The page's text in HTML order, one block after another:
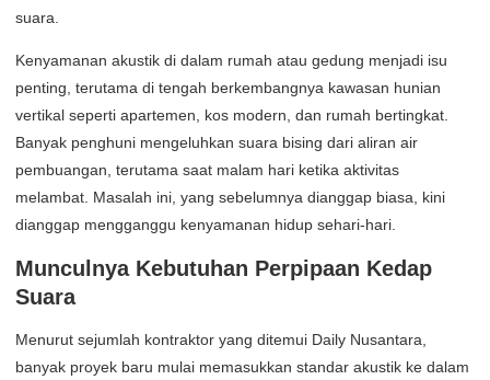
suara.
Kenyamanan akustik di dalam rumah atau gedung menjadi isu
penting, terutama di tengah berkembangnya kawasan hunian
vertikal seperti apartemen, kos modern, dan rumah bertingkat.
Banyak penghuni mengeluhkan suara bising dari aliran air
pembuangan, terutama saat malam hari ketika aktivitas
melambat. Masalah ini, yang sebelumnya dianggap biasa, kini
dianggap mengganggu kenyamanan hidup sehari-hari.
Munculnya Kebutuhan Perpipaan Kedap
Suara
Menurut sejumlah kontraktor yang ditemui Daily Nusantara,
banyak proyek baru mulai memasukkan standar akustik ke dalam